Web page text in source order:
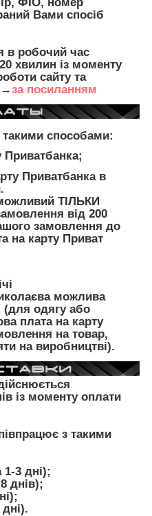
Вами спосіб
в робочий час
хвилин із моменту
сайту та
→за посиланням
такими способами:
Приватбанка;
Приватбанка в
ТІЛЬКИ
від 200
замовлення до
на карту Приват
можлива
(для одягу або
плата на карту
на товар,
на виробництві).
із моменту оплати
з такими
3 дні);
днів);